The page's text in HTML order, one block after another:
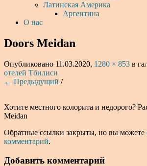
Латинская Америка
Аргентина
О нас
Doors Meidan
Опубликовано 11.03.2020, 1280 × 853 в
отелей Тбилиси
← Предыдущий /
Хотите местного колорита и недорого?
Meidan
Обратные ссылки закрыты, но вы можете
комментарий.
Добавить комментарий